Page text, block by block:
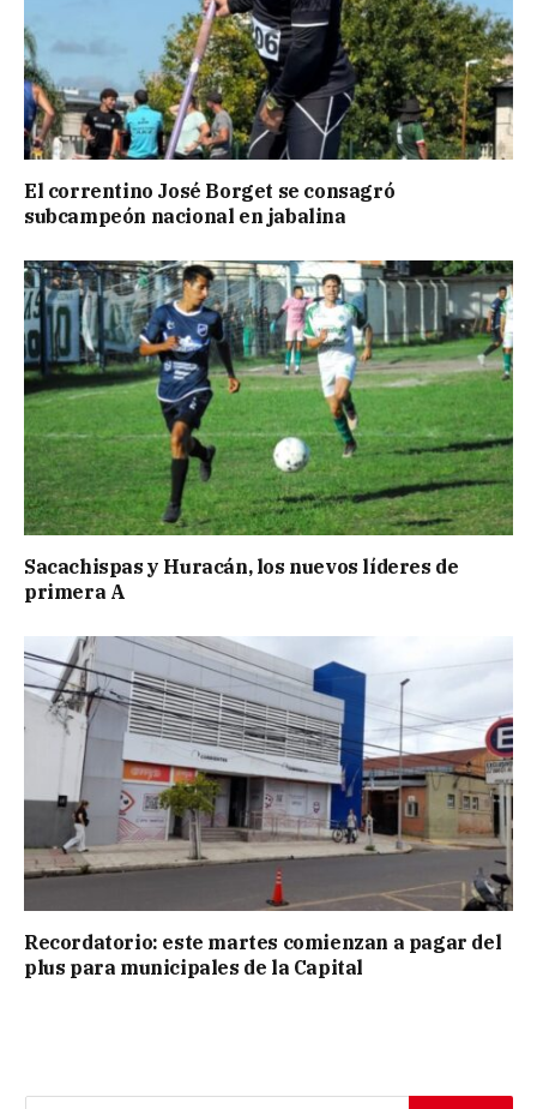
El correntino José Borget se consagró
subcampeón nacional en jabalina
Sacachispas y Huracán, los nuevos líderes de
primera A
Recordatorio: este martes comienzan a pagar del
plus para municipales de la Capital